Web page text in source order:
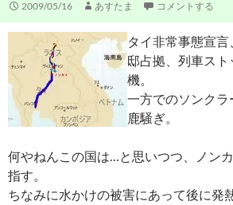
2009/05/16 あすたま コメントする
タイ非常事態宣
邸占拠、列車ス
機。
一方でのソンク
鹿騒ぎ。
何やねんこの国は…と思いつつ、ノン
指す。
ちなみに水かけの被害にあって後に発熱